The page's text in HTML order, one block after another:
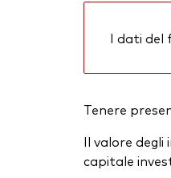
I dati del
Tenere
Il valore
capitale